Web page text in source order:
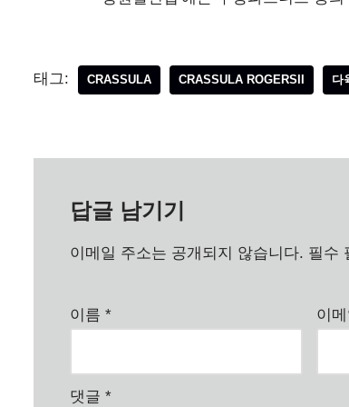
태그: CRASSULA CRASSULA ROGERSII 다
답글 남기기
이메일 주소는 공개되지 않습니다. 필수
이름 * 이메
댓글 *